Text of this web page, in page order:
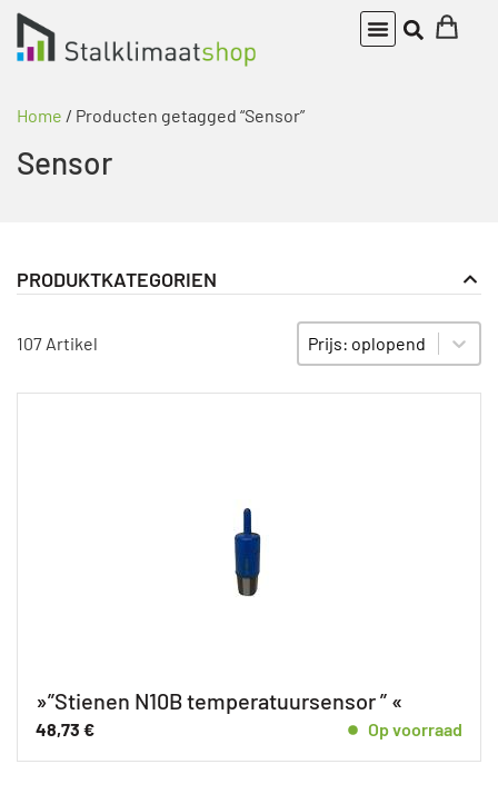
Home / Producten getagged “Sensor”
Sensor
PRODUKTKATEGORIEN
107 Artikel
SORTIEREN
Sort content
»”Stienen N10B temperatuursensor ” «
48,73 € Op voorraad